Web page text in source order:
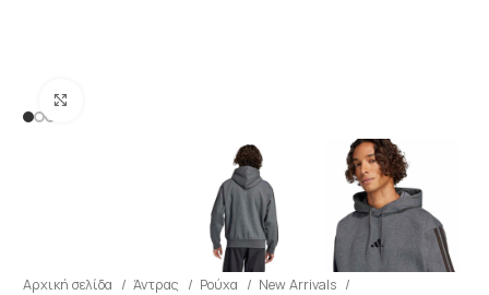
Αρχική σελίδα Άντρας Ρούχα
New Arrivals